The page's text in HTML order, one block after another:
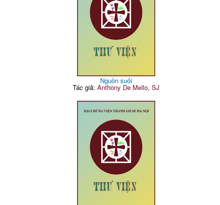
Nguồn suối
Tác giả: Anthony De Mello, SJ